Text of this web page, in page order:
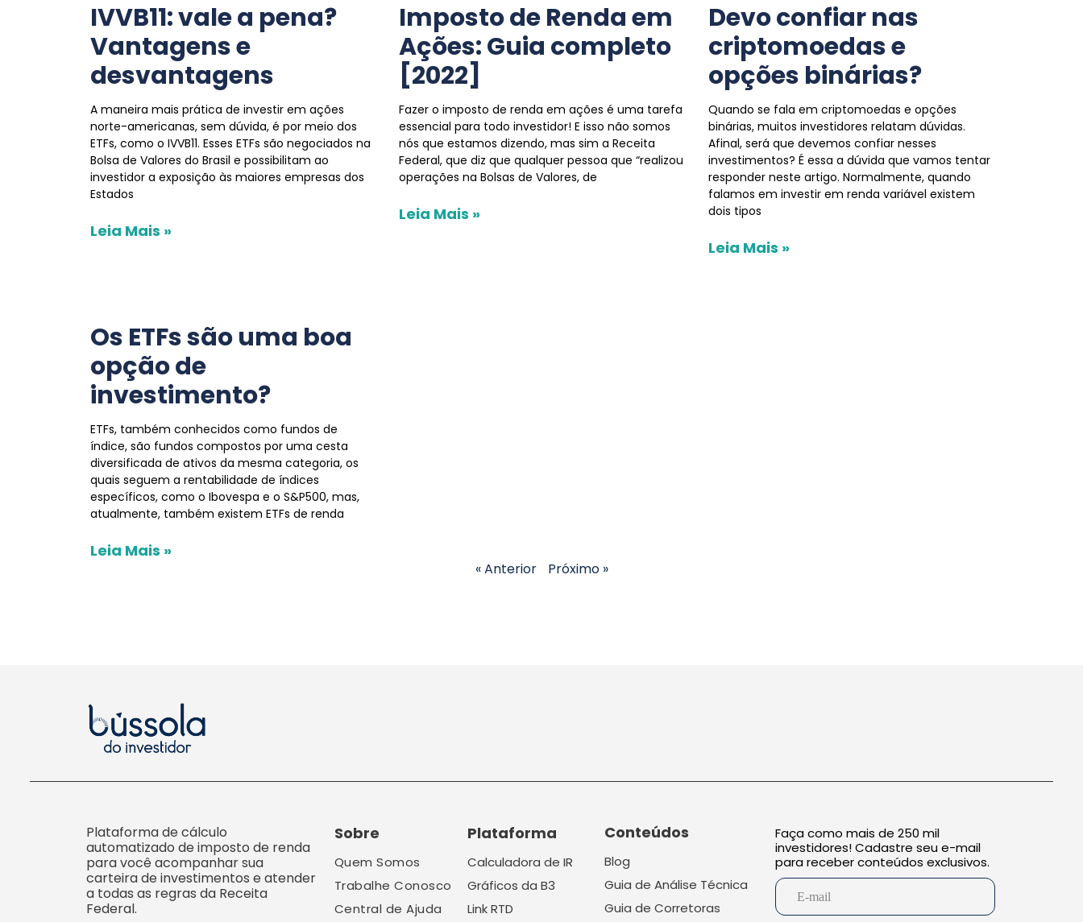
IVVB11: vale a pena?
Vantagens e
desvantagens
A maneira mais prática de investir em ações
norte-americanas, sem dúvida, é por meio dos
ETFs, como o IVVB11. Esses ETFs são negociados na
Bolsa de Valores do Brasil e possibilitam ao
investidor a exposição às maiores empresas dos
Estados
Leia Mais »
Imposto de Renda em
Ações: Guia completo
[2022]
Fazer o imposto de renda em ações é uma tarefa
essencial para todo investidor! E isso não somos
nós que estamos dizendo, mas sim a Receita
Federal, que diz que qualquer pessoa que “realizou
operações na Bolsas de Valores, de
Leia Mais »
Devo confiar nas
criptomoedas e
opções binárias?
Quando se fala em criptomoedas e opções
binárias, muitos investidores relatam dúvidas.
Afinal, será que devemos confiar nesses
investimentos? É essa a dúvida que vamos tentar
responder neste artigo. Normalmente, quando
falamos em investir em renda variável existem
dois tipos
Leia Mais »
Os ETFs são uma boa
opção de
investimento?
ETFs, também conhecidos como fundos de
índice, são fundos compostos por uma cesta
diversificada de ativos da mesma categoria, os
quais seguem a rentabilidade de índices
específicos, como o Ibovespa e o S&P500, mas,
atualmente, também existem ETFs de renda
Leia Mais »
« Anterior Próximo »
Plataforma de cálculo
automatizado de imposto de renda
para você acompanhar sua
carteira de investimentos e atender
a todas as regras da Receita
Federal.
Sobre
Quem Somos
Trabalhe Conosco
Central de Ajuda
Plataforma
Calculadora de IR
Gráficos da B3
Link RTD
Conteúdos
Blog
Guia de Análise Técnica
Guia de Corretoras
Faça como mais de 250 mil
investidores! Cadastre seu e-mail
para receber conteúdos exclusivos.